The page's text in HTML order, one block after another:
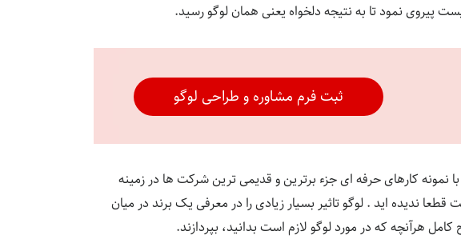
پیروی نمود تا به نتیجه دلخواه یعنی همان لوگو رسید.
ثبت فرم مشاوره و طراحی لوگو
نمونه کارهای حرفه ای جزء برترین و قدیمی ترین شرکت ها در زمینه
ندیده اید . لوگو تاثیر بسیار زیادی را در معرفی یک برند در میان
هرآنچه که در مورد لوگو لازم است بدانید، بپردازند.